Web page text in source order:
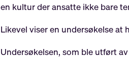
en kultur der ansatte ikke bare
Likevel viser en undersøkelse at
Undersøkelsen, som ble utført